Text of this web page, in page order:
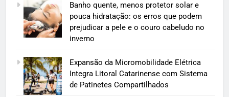
Banho quente, menos protetor solar e
pouca hidratação: os erros que podem
prejudicar a pele e o couro cabeludo no
inverno
Expansão da Micromobilidade Elétrica
Integra Litoral Catarinense com Sistema
de Patinetes Compartilhados